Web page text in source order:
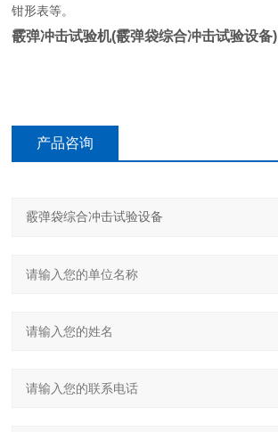
钳形表等。
霰弹冲击试验机(霰弹袋综合冲击试验设备)
产品咨询